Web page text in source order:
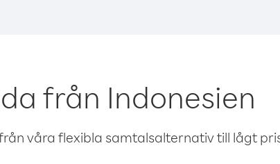
från Indonesien
våra flexibla samtalsalternativ till lågt